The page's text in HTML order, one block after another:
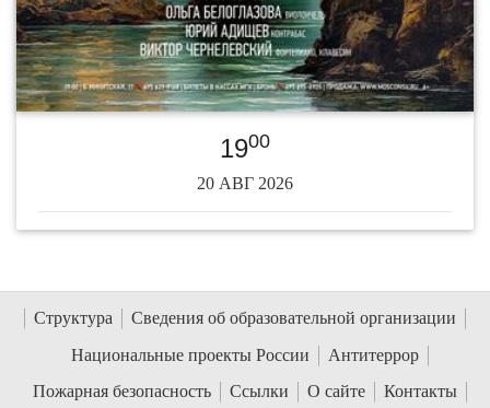
1900
20 АВГ 2026
Структура
Сведения об образовательной организации
Национальные проекты России
Антитеррор
Пожарная безопасность
Ссылки О сайте Контакты